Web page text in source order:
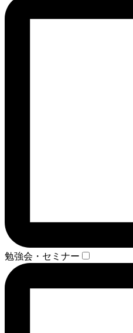
勉強会・セミナー